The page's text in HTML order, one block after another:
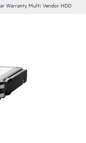
Warranty Multi Vendor HDD